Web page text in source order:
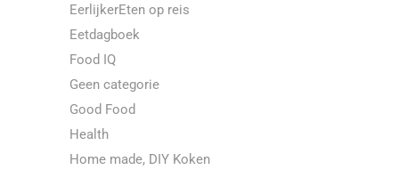
EerlijkerEten op reis
Eetdagboek
Food IQ
Geen categorie
Good Food
Health
Home made, DIY Koken